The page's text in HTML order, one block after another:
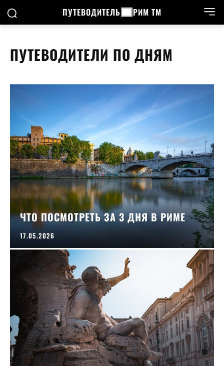
ПУТЕВОДИТЕЛЬ РИМ ТМ
ПУТЕВОДИТЕЛИ ПО ДНЯМ
ЧТО ПОСМОТРЕТЬ ЗА 3 ДНЯ В РИМЕ
17.05.2026